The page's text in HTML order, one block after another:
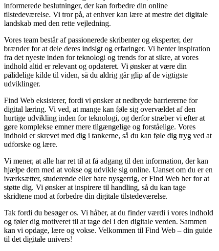
informerede beslutninger, der kan forbedre din online
tilstedeværelse. Vi tror på, at enhver kan lære at mestre det digitale
landskab med den rette vejledning.
Vores team består af passionerede skribenter og eksperter, der
brænder for at dele deres indsigt og erfaringer. Vi henter inspiration
fra det nyeste inden for teknologi og trends for at sikre, at vores
indhold altid er relevant og opdateret. Vi ønsker at være din
pålidelige kilde til viden, så du aldrig går glip af de vigtigste
udviklinger.
Find Web eksisterer, fordi vi ønsker at nedbryde barriererne for
digital læring. Vi ved, at mange kan føle sig overvældet af den
hurtige udvikling inden for teknologi, og derfor stræber vi efter at
gøre komplekse emner mere tilgængelige og forståelige. Vores
indhold er skrevet med dig i tankerne, så du kan føle dig tryg ved at
udforske og lære.
Vi mener, at alle har ret til at få adgang til den information, der kan
hjælpe dem med at vokse og udvikle sig online. Uanset om du er en
iværksætter, studerende eller bare nysgerrig, er Find Web her for at
støtte dig. Vi ønsker at inspirere til handling, så du kan tage
skridtene mod at forbedre din digitale tilstedeværelse.
Tak fordi du besøger os. Vi håber, at du finder værdi i vores indhold
og føler dig motiveret til at tage del i den digitale verden. Sammen
kan vi opdage, lære og vokse. Velkommen til Find Web – din guide
til det digitale univers!